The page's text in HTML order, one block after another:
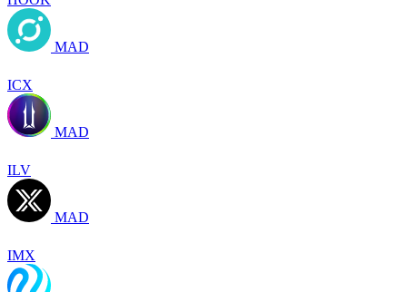
MAD
ICX
MAD
ILV
MAD
IMX